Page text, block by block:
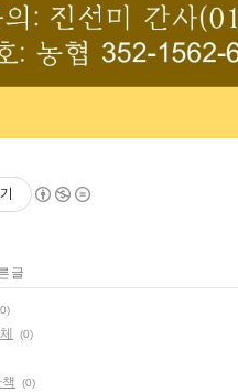
글
(0)
(0)